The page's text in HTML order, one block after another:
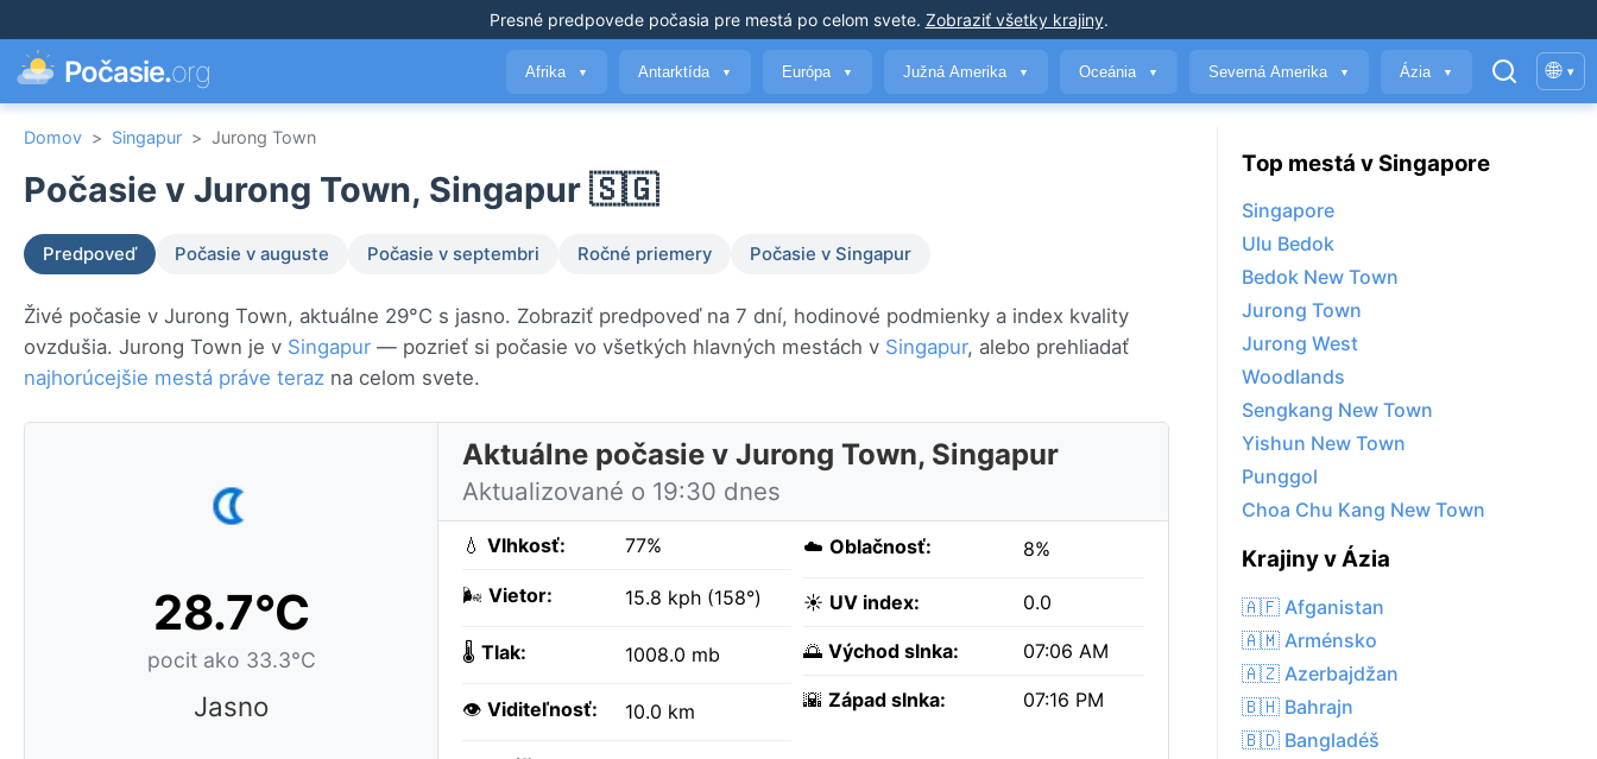
Presné predpovede počasia pre mestá po celom svete. Zobraziť všetky krajiny.
Počasie.org Afrika ▼ Antarktída ▼ Európa ▼ Južná Amerika ▼ Oceánia ▼ Severná Amerika ▼ Ázia ▼ 🌐 ▾
Domov > Singapur > Jurong Town
Počasie v Jurong Town, Singapur 🇸🇬
Predpoveď Počasie v auguste Počasie v septembri Ročné priemery Počasie v Singapur
Živé počasie v Jurong Town, aktuálne 29°C s jasno. Zobraziť predpoveď na 7 dní, hodinové podmienky a index kvality
ovzdušia. Jurong Town je v Singapur — pozrieť si počasie vo všetkých hlavných mestách v Singapur, alebo prehliadať
najhorúcejšie mestá práve teraz na celom svete.
28.7°C
pocit ako 33.3°C
Jasno
Aktuálne počasie v Jurong Town, Singapur
Aktualizované o 19:30 dnes
💧 Vlhkosť: 77%
🌬️ Vietor: 15.8 kph (158°)
🌡️ Tlak: 1008.0 mb
👁️ Viditeľnosť: 10.0 km
☁️ Oblačnosť: 8%
☀️ UV index: 0.0
🌅 Východ slnka: 07:06 AM
🌇 Západ slnka: 07:16 PM
Top mestá v Singapore
Singapore
Ulu Bedok
Bedok New Town
Jurong Town
Jurong West
Woodlands
Sengkang New Town
Yishun New Town
Punggol
Choa Chu Kang New Town
Krajiny v Ázia
🇦🇫 Afganistan
🇦🇲 Arménsko
🇦🇿 Azerbajdžan
🇧🇭 Bahrajn
🇧🇩 Bangladéš